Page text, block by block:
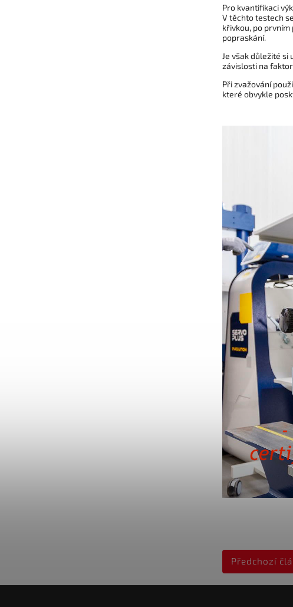
Pro kvantifikaci
V těchto testech
křivkou, po
popraskání.
Je však důležité
závislosti na
Při zvažování
které obvykle
Předchozí